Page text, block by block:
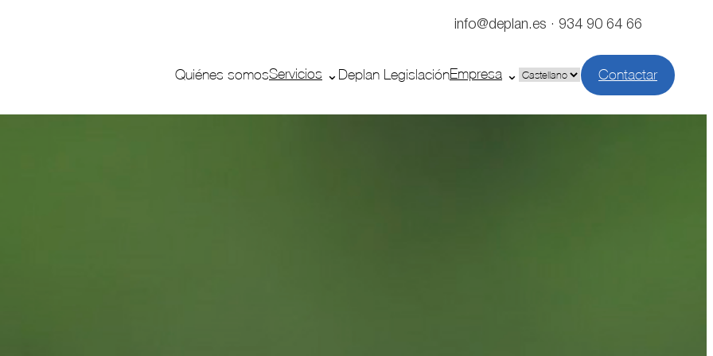
info@deplan.es · 934 90 64 66
Quiénes somosServicios Deplan LegislaciónEmpresa
Elegir
idioma
Contactar